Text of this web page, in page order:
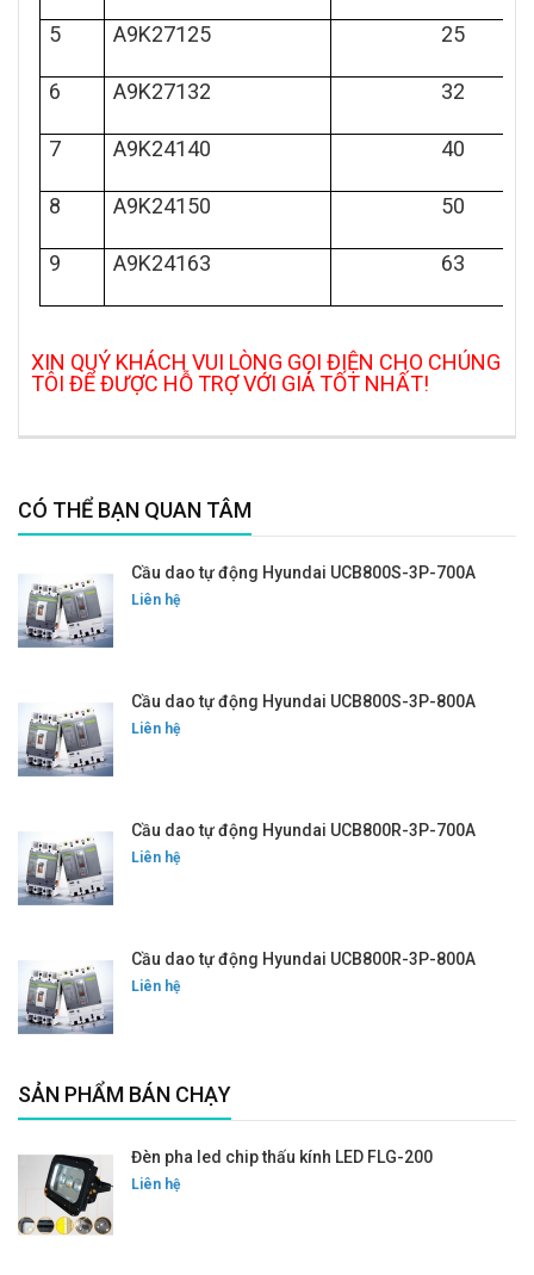
5 A9K27125 25
6 A9K27132 32
7 A9K24140 40
8 A9K24150 50
9 A9K24163 63
XIN QUÝ KHÁCH VUI LÒNG GỌI ĐIỆN CHO CHÚNG
TÔI ĐỂ ĐƯỢC HỖ TRỢ VỚI GIÁ TỐT NHẤT!
CÓ THỂ BẠN QUAN TÂM
Cầu dao tự động Hyundai UCB800S-3P-700A
Liên hệ
Cầu dao tự động Hyundai UCB800S-3P-800A
Liên hệ
Cầu dao tự động Hyundai UCB800R-3P-700A
Liên hệ
Cầu dao tự động Hyundai UCB800R-3P-800A
Liên hệ
SẢN PHẨM BÁN CHẠY
Đèn pha led chip thấu kính LED FLG-200
Liên hệ